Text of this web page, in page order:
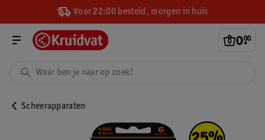
Voor 22:00 besteld, morgen in huis
0.
00
Scheerapparaten